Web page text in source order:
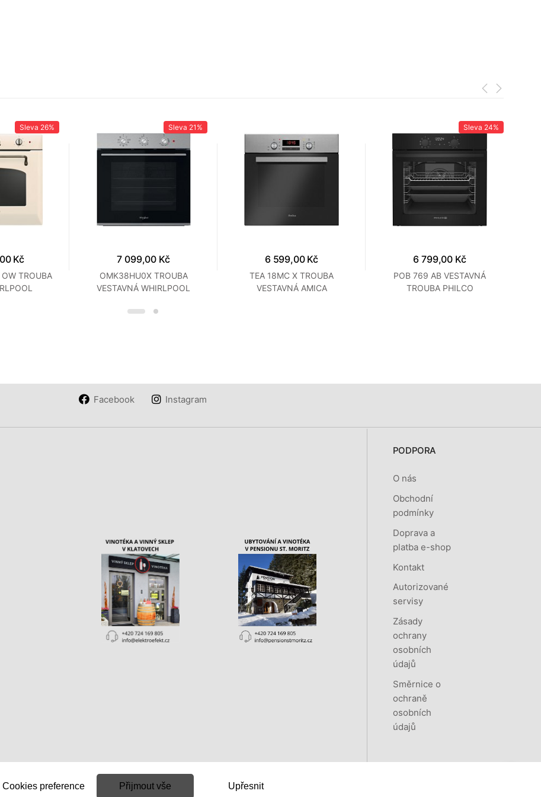
Sleva 26%
Kč
TROUBA
Sleva 21%
7 099,00 Kč
OMK38HU0X TROUBA
VESTAVNÁ WHIRLPOOL
6 599,00 Kč
TEA 18MC X TROUBA
VESTAVNÁ AMICA
Sleva 24%
6 799,00 Kč
POB 769 AB VESTAVNÁ
TROUBA PHILCO
Facebook Instagram
PODPORA
O nás
Obchodní
podmínky
Doprava a
platba e-shop
Kontakt
Autorizované
servisy
Zásady
ochrany
osobních
údajů
Směrnice o
ochraně
osobních
údajů
Cookies preference Přijmout vše Upřesnit